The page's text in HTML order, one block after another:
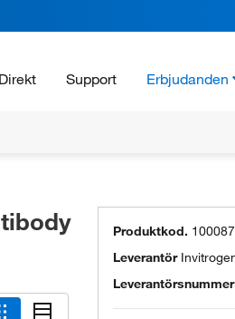
Support Erbjudanden
Produktkod.
Leverantör
Leverantörsnummer